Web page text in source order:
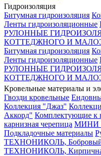
Гидроизоляция
Битумная гидроизоляция
Ленты гидроизоляционные
РУЛОННЫЕ
КОТТЕДЖНОГО И
Битумная гидроизоляция
Ленты гидроизоляционные
РУЛОННЫЕ
КОТТЕДЖНОГО И
Кровельные материалы и
Гвозди кровельные
Коллекция "Джаз"
Аккорд" Комплектующие к
карнизная черепица МИНИ
Подкладочные материалы
ТЕХНОНИКОЛЬ, Бобровый
ТЕХНОНИКОЛЬ,